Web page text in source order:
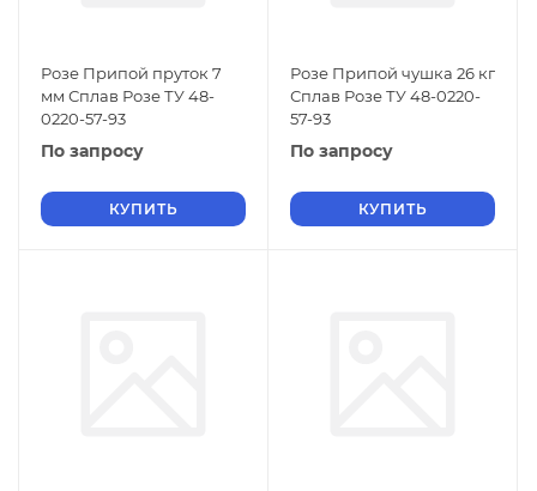
Розе Припой пруток 7
мм Сплав Розе ТУ 48-
0220-57-93
По запросу
КУПИТЬ
Розе Припой чушка 26 кг
Сплав Розе ТУ 48-0220-
57-93
По запросу
КУПИТЬ